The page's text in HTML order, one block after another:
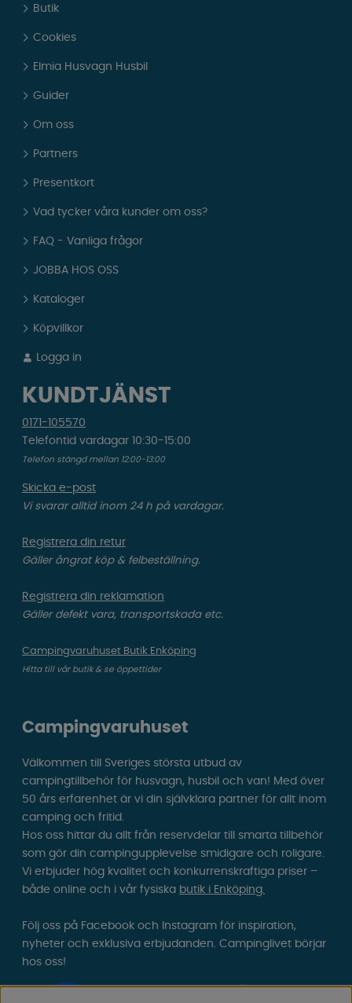
Butik
Cookies
Elmia Husvagn Husbil
Guider
Om oss
Partners
Presentkort
Vad tycker våra kunder om oss?
FAQ - Vanliga frågor
JOBBA HOS OSS
Kataloger
Köpvillkor
Logga in
KUNDTJÄNST
0171-105570
Telefontid vardagar 10:30-15:00
Telefon stängd mellan 12:00-13:00
Skicka e-post
Vi svarar alltid inom 24 h på vardagar.
Registrera din retur
Gäller ångrat köp & felbeställning.
Registrera din reklamation
Gäller defekt vara, transportskada etc.
Campingvaruhuset Butik Enköping
Hitta till vår butik & se öppettider
Campingvaruhuset
Välkommen till Sveriges största utbud av
campingtillbehör för husvagn, husbil och van! Med över
50 års erfarenhet är vi din självklara partner för allt inom
camping och fritid.
Hos oss hittar du allt från reservdelar till smarta tillbehör
som gör din campingupplevelse smidigare och roligare.
Vi erbjuder hög kvalitet och konkurrenskraftiga priser –
både online och i vår fysiska butik i Enköping.
Följ oss på Facebook och Instagram för inspiration,
nyheter och exklusiva erbjudanden. Campinglivet börjar
hos oss!